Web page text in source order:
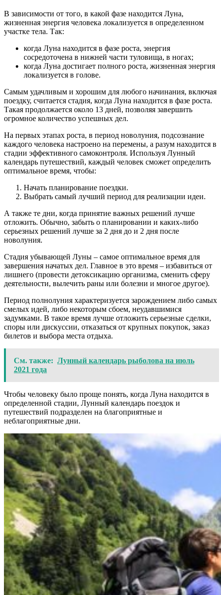
В зависимости от того, в какой фазе находится Луна,
жизненная энергия человека локализуется в определенном
участке тела. Так:
когда Луна находится в фазе роста, энергия
сосредоточена в нижней части туловища, в ногах;
когда Луна достигает полного роста, жизненная энергия
локализуется в голове.
Самым удачливым и хорошим для любого начинания, включая
поездку, считается стадия, когда Луна находится в фазе роста.
Такая продолжается около 13 дней, позволяя завершить
огромное количество успешных дел.
На первых этапах роста, в период новолуния, подсознание
каждого человека настроено на перемены, а разум находится в
стадии эффективного самоконтроля. Используя Лунный
календарь путешествий, каждый человек сможет определить
оптимальное время, чтобы:
Начать планирование поездки.
Выбрать самый лучший период для реализации идеи.
А также те дни, когда принятие важных решений лучше
отложить. Обычно, забыть о планировании и каких-либо
серьезных решений лучше за 2 дня до и 2 дня после
новолуния.
Стадия убывающей Луны – самое оптимальное время для
завершения начатых дел. Главное в это время – избавиться от
лишнего (провести детоксикацию организма, сменить сферу
деятельности, вылечить раны или болезни и многое другое).
Период полнолуния характеризуется зарождением либо самых
смелых идей, либо некоторым сбоем, неудавшимися
задумками. В такое время лучше отложить серьезные сделки,
споры или дискуссии, отказаться от крупных покупок, заказ
билетов и выбора места отдыха.
См. также: Лунный календарь рыболова на июль
2021 года
Чтобы человеку было проще понять, когда Луна находится в
определенной стадии, Лунный календарь поездок и
путешествий подразделен на благоприятные и
неблагоприятные дни.